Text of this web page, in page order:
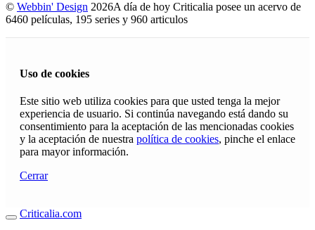
© Webbin' Design 2026A día de hoy Criticalia posee un acervo de
6460 películas, 195 series y 960 articulos
Uso de cookies
Este sitio web utiliza cookies para que usted tenga la mejor
experiencia de usuario. Si continúa navegando está dando su
consentimiento para la aceptación de las mencionadas cookies
y la aceptación de nuestra política de cookies, pinche el enlace
para mayor información.
Cerrar
Criticalia.com